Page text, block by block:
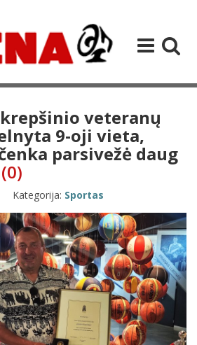
veteranų
9-oji vieta,
parsivežė daug
(0)
Kategorija: Sportas